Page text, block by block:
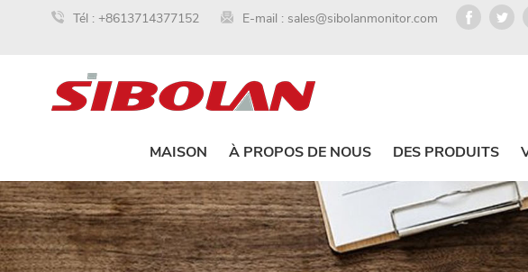
Tél : +8613714377152 E-mail : sales@sibolanmonitor.com
MAISON À PROPOS DE NOUS DES PRODUITS